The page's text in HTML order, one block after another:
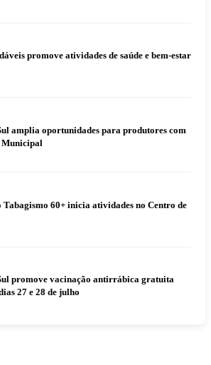
promove atividades de saúde e bem-estar
amplia oportunidades para produtores com
Municipal
Tabagismo 60+ inicia atividades no Centro de
promove vacinação antirrábica gratuita
27 e 28 de julho